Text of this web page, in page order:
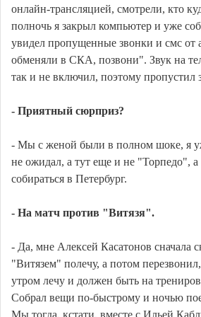
онлайн-трансляцией, смотрели, кто
полночь я закрыл компьютер и уже
увидел пропущенные звонки и смс от
обменяли в СКА, позвони". Звук на
так и не включил, поэтому пропустил
- Приятный сюрприз?
- Мы с женой были в полном шоке, я
не ожидал, а тут еще и не "Торпедо",
собираться в Петербург.
- На матч против "Витязя".
- Да, мне Алексей Касатонов сначала
"Витязем" полечу, а потом
утром лечу и должен быть на
Собрал вещи по-быстрому и ночью